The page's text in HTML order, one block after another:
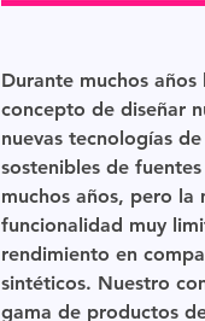
Durante muchos
concepto de diseñar
nuevas tecnologías
sostenibles de
muchos años, pero la
funcionalidad muy
rendimiento en
sintéticos. Nuestro
gama de productos